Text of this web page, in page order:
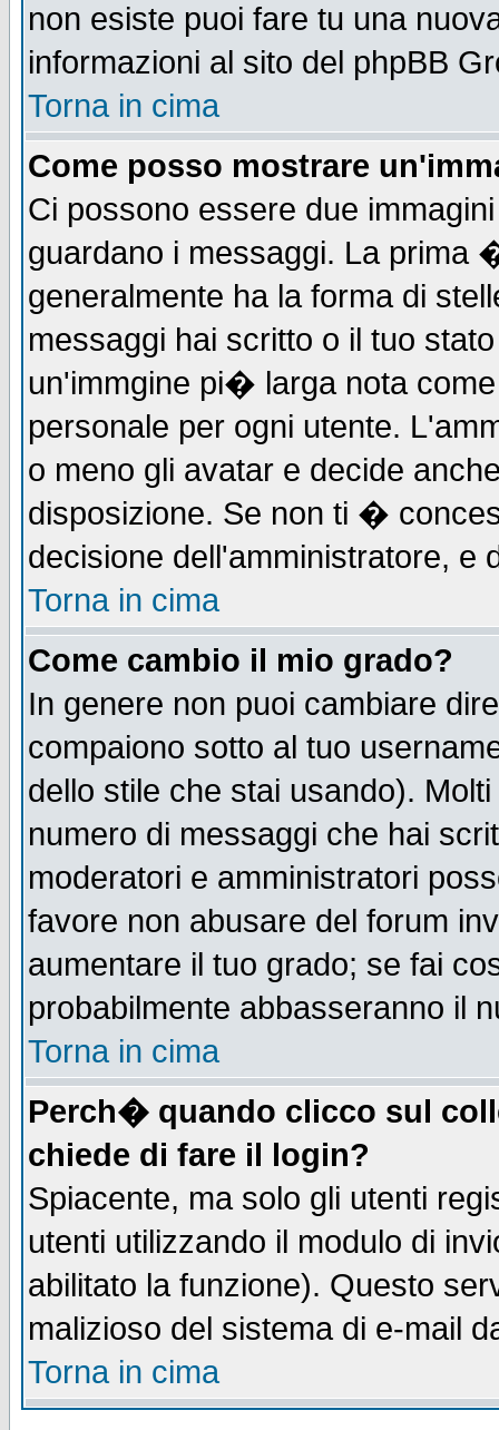
non esiste puoi fare tu una
informazioni al sito del phpBB
Torna in cima
Come posso mostrare
Ci possono essere due
guardano i messaggi. La prima
generalmente ha la forma di
messaggi hai scritto o il tuo
un'immgine pi� larga nota
personale per ogni utente.
o meno gli avatar e decide
disposizione. Se non ti �
decisione dell'amministratore, e
Torna in cima
Come cambio il mio grado?
In genere non puoi cambiare
compaiono sotto al tuo
dello stile che stai usando).
numero di messaggi che hai
moderatori e amministratori
favore non abusare del forum
aumentare il tuo grado; se fai
probabilmente abbasseranno il
Torna in cima
Perch� quando clicco sul
chiede di fare il login?
Spiacente, ma solo gli utenti
utenti utilizzando il modulo di
abilitato la funzione). Questo
malizioso del sistema di e-mail
Torna in cima